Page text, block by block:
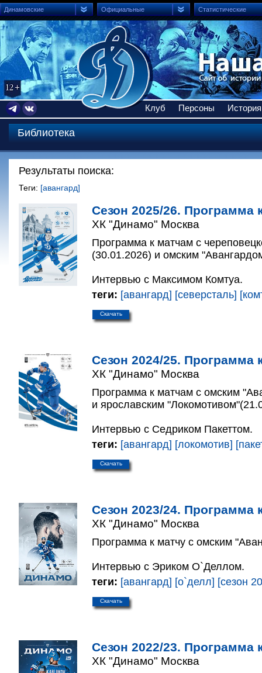
Динамовские Официальные Статистические
Клуб Персоны История
Библиотека
Результаты поиска:
Теги: [авангард]
Сезон 2025/26. Программа
ХК "Динамо" Москва
Программа к матчам с
(30.01.2026) и омским
Интервью с Максимом Комтуа.
теги: [авангард] [северсталь]
Скачать
Сезон 2024/25. Программа
ХК "Динамо" Москва
Программа к матчам с омским
и ярославским
Интервью с Седриком Пакеттом.
теги: [авангард] [локомотив]
Скачать
Сезон 2023/24. Программа
ХК "Динамо" Москва
Программа к матчу с омским
Интервью с Эриком О`Деллом.
теги: [авангард] [о`делл] [сезон
Скачать
Сезон 2022/23. Программа
ХК "Динамо" Москва